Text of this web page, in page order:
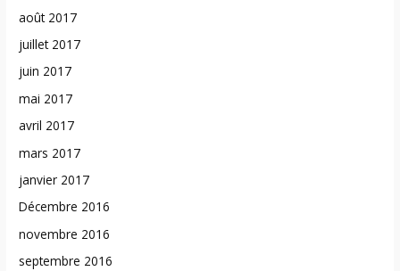
août 2017
juillet 2017
juin 2017
mai 2017
avril 2017
mars 2017
janvier 2017
Décembre 2016
novembre 2016
septembre 2016